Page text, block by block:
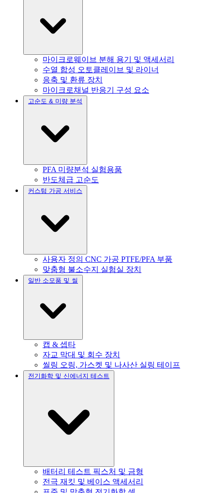
마이크로웨이브 분해 용기 및 액세서리
수열 합성 오토클레이브 및 라이너
응축 및 환류 장치
마이크로채널 반응기 구성 요소
고순도 & 미량 분석
PFA 미량분석 실험용품
반도체급 고순도
커스텀 가공 서비스
사용자 정의 CNC 가공 PTFE/PFA 부품
맞춤형 불소수지 실험실 장치
일반 소모품 및 씰
캡 & 셉타
자교 막대 및 회수 장치
씰링 오링, 가스켓 및 나사산 실링 테이프
전기화학 및 신에너지 테스트
배터리 테스트 픽스처 및 금형
전극 재킷 및 베이스 액세서리